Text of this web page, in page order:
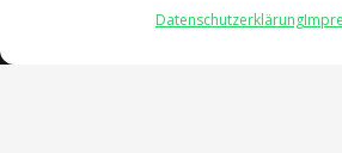
Datenschutzerklärung